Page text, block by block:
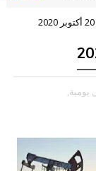
يومية,